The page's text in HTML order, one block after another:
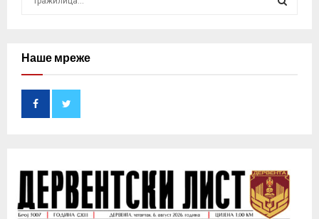
c
H
Наше мреже